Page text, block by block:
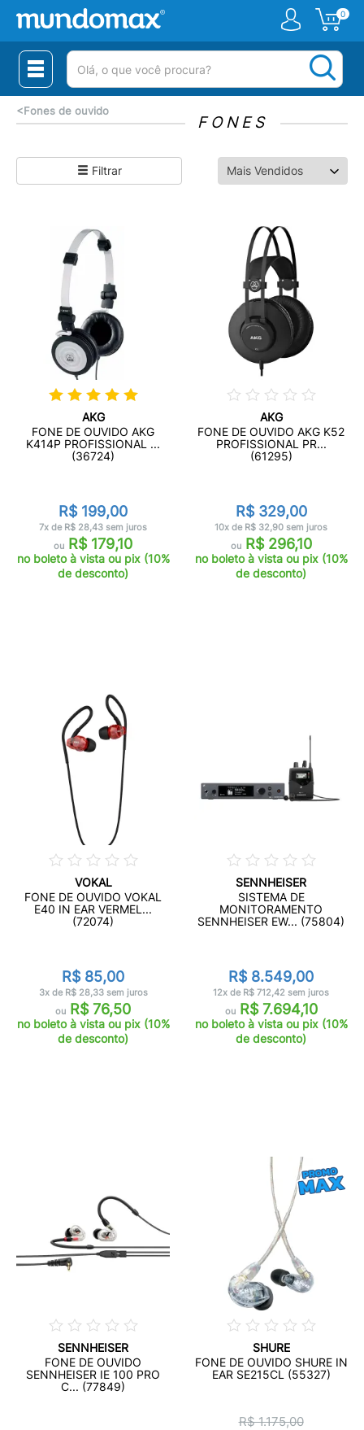
0
(pesquisar)
< Fones de ouvido
FONES
Filtrar
AKG
FONE DE OUVIDO AKG
K414P PROFISSIONAL ...
(36724)
R$ 199,00
7x de R$ 28,43 sem juros
ou R$ 179,10
no boleto à vista ou pix (10%
de desconto)
AKG
FONE DE OUVIDO AKG K52
PROFISSIONAL PR...
(61295)
R$ 329,00
10x de R$ 32,90 sem juros
ouR$ 296,10
no boleto à vista ou pix (10%
de desconto)
VOKAL
FONE DE OUVIDO VOKAL
E40 IN EAR VERMEL...
(72074)
R$ 85,00
3x de R$ 28,33 sem juros
ou R$ 76,50
no boleto à vista ou pix (10%
de desconto)
SENNHEISER
SISTEMA DE
MONITORAMENTO
SENNHEISER EW... (75804)
R$ 8.549,00
12x de R$ 712,42 sem juros
ouR$ 7.694,10
no boleto à vista ou pix (10%
de desconto)
SENNHEISER
FONE DE OUVIDO
SENNHEISER IE 100 PRO
C... (77849)
SHURE
FONE DE OUVIDO SHURE IN
EAR SE215CL (55327)
R$ 1.175,00